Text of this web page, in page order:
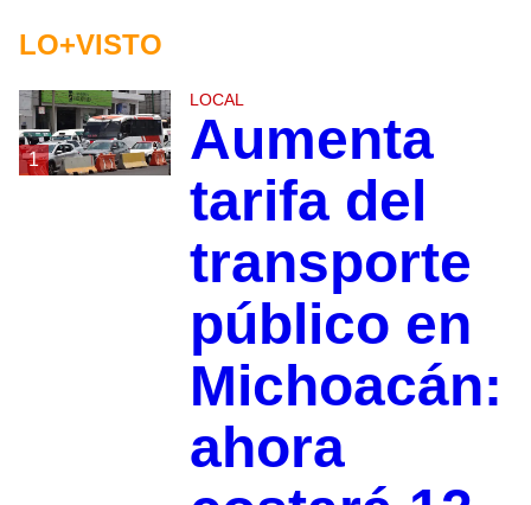
LO+VISTO
1
LOCAL
Aumenta
tarifa del
transporte
público en
Michoacán:
ahora